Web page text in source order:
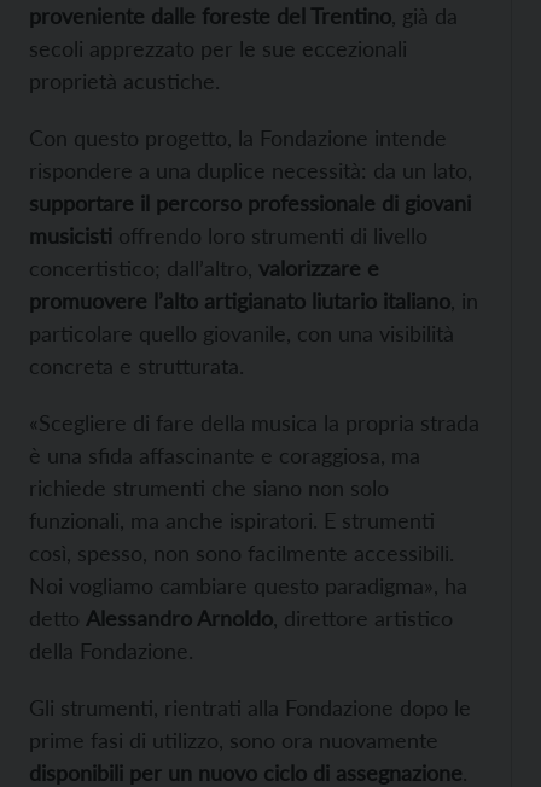
proveniente dalle foreste del Trentino , già da
secoli apprezzato per le sue eccezionali
proprietà acustiche.
Con questo progetto, la Fondazione intende
rispondere a una duplice necessità: da un lato,
supportare il percorso professionale di giovani
musicisti offrendo loro strumenti di livello
concertistico; dall’altro, valorizzare e
promuovere l’alto artigianato liutario italiano , in
particolare quello giovanile, con una visibilità
concreta e strutturata.
«Scegliere di fare della musica la propria strada
è una sfida affascinante e coraggiosa, ma
richiede strumenti che siano non solo
funzionali, ma anche ispiratori. E strumenti
così, spesso, non sono facilmente accessibili.
Noi vogliamo cambiare questo paradigma», ha
detto Alessandro Arnoldo , direttore artistico
della Fondazione.
Gli strumenti, rientrati alla Fondazione dopo le
prime fasi di utilizzo, sono ora nuovamente
disponibili per un nuovo ciclo di assegnazione.